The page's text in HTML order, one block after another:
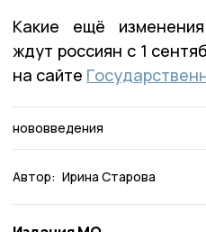
Какие ещё
ждут россиян с 1
на сайте
нововведения
Автор: Ирина Старова